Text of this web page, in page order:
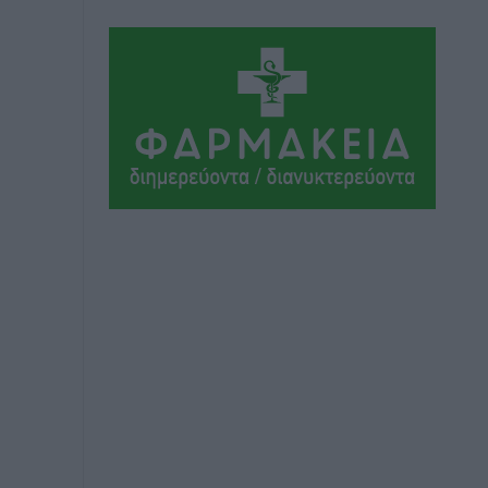
σπουδαίο έργο πολιτισμού για τη Ρόδο,
που σχεδιάσαμε και εξασφαλίσαμε τη
χρηματοδότησή του, γίνεται
Τοπικές Ειδήσεις• πριν 3 ώρες
Στο Α΄ Νεκροταφείο το μνημόσυνο για
τον έναν χρόνο από τον θάνατο της